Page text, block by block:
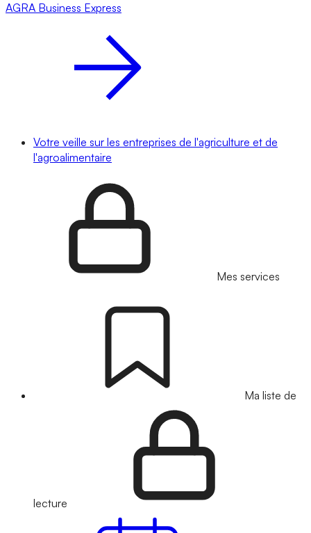
AGRA Business Express
Votre veille sur les entreprises de l'agriculture et de
l'agroalimentaire
Mes services
Ma liste de
lecture